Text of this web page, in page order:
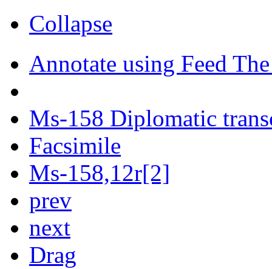
Collapse
Annotate using Feed
Ms-158 Diplomatic
Facsimile
Ms-158,12r[2]
prev
next
Drag